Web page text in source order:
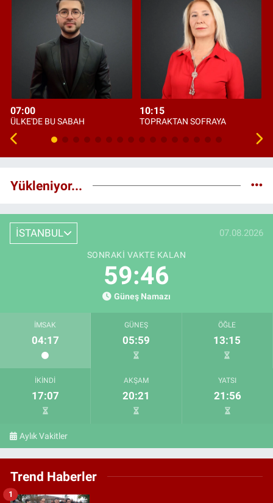
07:00
ÜLKE'DE BU SABAH
10:15
TOPRAKTAN SOFRAYA
Yükleniyor...
İSTANBUL 07.08.2026
SONRAKI VAKTE KALAN
59:45
Güneş Namazı
İMSAK
04:17
GÜNEŞ
05:59
ÖĞLE
13:15
İKINDI
17:07
AKŞAM
20:21
YATSI
21:56
Aylık Vakitler
Trend Haberler
1